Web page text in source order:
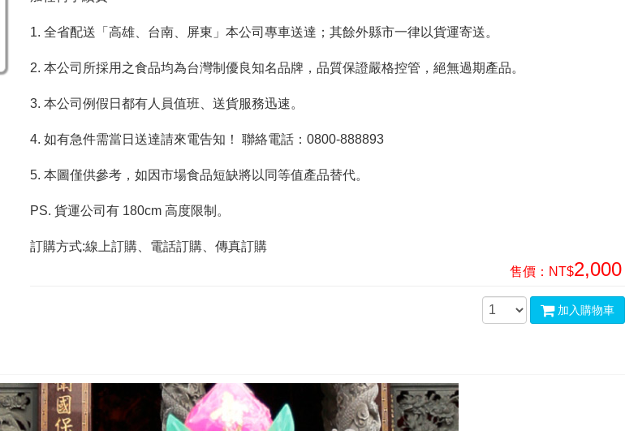
1. 全省配送「高雄、台南、屏東」本公司專車送達；其餘外縣市一律以貨運寄送。
2. 本公司所採用之食品均為台灣制優良知名品牌，品質保證嚴格控管，絕無過期產品。
3. 本公司例假日都有人員值班、送貨服務迅速。
4. 如有急件需當日送達請來電告知！ 聯絡電話：0800-888893
5. 本圖僅供參考，如因市場食品短缺將以同等值產品替代。
PS. 貨運公司有 180cm 高度限制。
訂購方式:線上訂購、電話訂購、傳真訂購
售價： NT$2,000
加入購物車